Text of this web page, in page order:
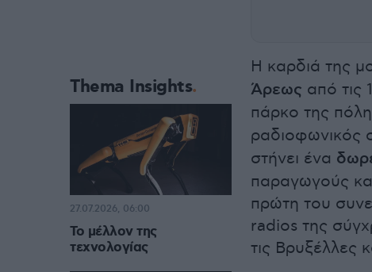
Η καρδιά της
Άρεως από τις
πάρκο της
ραδιοφωνικός
στήνει ένα
παραγωγούς
πρώτη του
radios της
τις Βρυξέλλες
Thema Insights
Το μέλλον της
τεχνολογίας
27.07.2026, 06:00